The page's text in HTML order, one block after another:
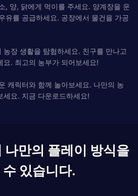
, 양, 닭에게 먹이를 주세요. 양계장을 운
유를 공급하세요. 공장에서 물건을 가공
장 생활을 탐험하세요. 친구를 만나고
요. 최고의 농부가 되어보세요!
캐릭터와 함께 놀아보세요. 나만의 농
세요. 지금 다운로드하세요!
나만의 플레이 방식을
수 있습니다.